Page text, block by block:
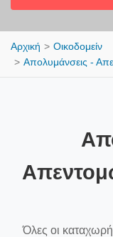
Αρχική
Οικοδομείν
Απολυμάνσεις -
Όλες οι